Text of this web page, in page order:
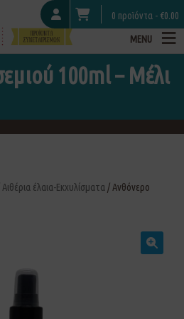
0 προϊόντα - €0.00
MENU
100ml – Μέλι
Αιθέρια έλαια-Εκχυλίσματα / Ανθόνερο